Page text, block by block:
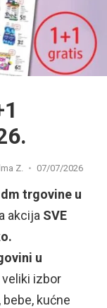
Z. 07/07/2026
trgovine u
akcija SVE
u
veliki izbor
kućne